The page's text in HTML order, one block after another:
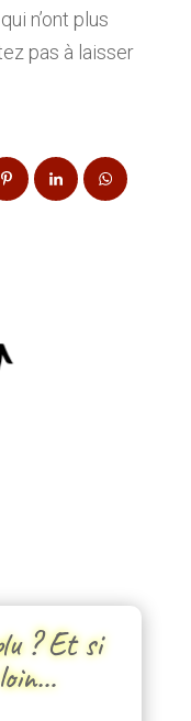
n’ont plus
pas à laisser
? Et si